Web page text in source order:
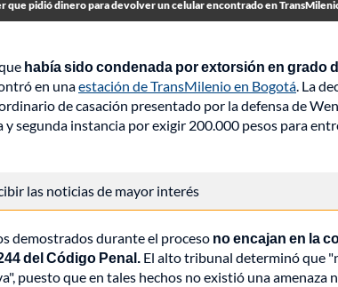
que pidió dinero para devolver un celular encontrado en
había sido condenada por extorsión en grado
en unaestación de TransMilenio en Bogotá. La
de casación presentado por la defensa de
segunda instancia por exigir 200.000 pesos para
las noticias de mayor interés
demostrados durante el proceso no encajan en la
del Código Penal. El alto tribunal determinó que
puesto que en tales hechos no existió una amenaza